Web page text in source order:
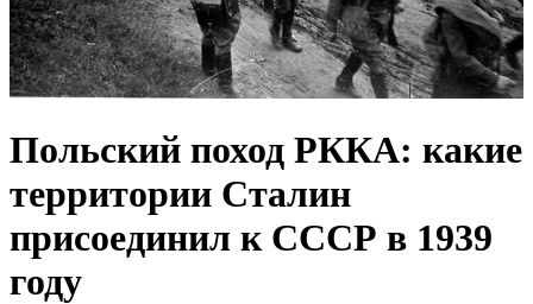
Польский поход РККА: какие
территории Сталин
присоединил к СССР в 1939
году